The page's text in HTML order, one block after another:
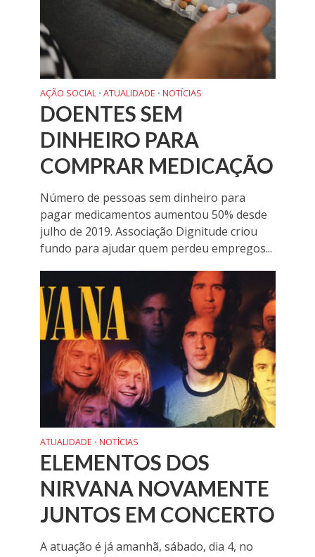
AÇÃO SOCIAL • ATUALIDADE • NOTÍCIAS
DOENTES SEM
DINHEIRO PARA
COMPRAR MEDICAÇÃO
Número de pessoas sem dinheiro para
pagar medicamentos aumentou 50% desde
julho de 2019. Associação Dignitude criou
fundo para ajudar quem perdeu empregos...
ATUALIDADE • NOTÍCIAS
ELEMENTOS DOS
NIRVANA NOVAMENTE
JUNTOS EM CONCERTO
A atuação é já amanhã, sábado, dia 4, no